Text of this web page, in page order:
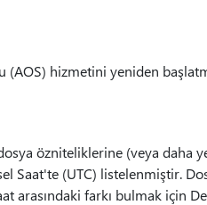
hizmetini yeniden
özniteliklerine (veya daha
Saat'te (UTC) listelenmiştir.
arasındaki farkı bulmak için